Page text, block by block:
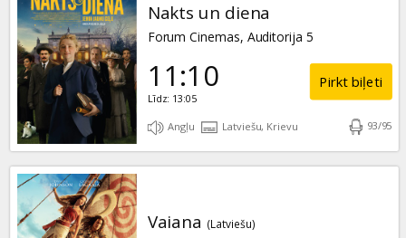
Nakts un diena
Forum Cinemas, Auditorija 5
11:10
Līdz: 13:05
Pirkt biļeti
Angļu Latviešu, Krievu 93/95
Vaiana (Latviešu)